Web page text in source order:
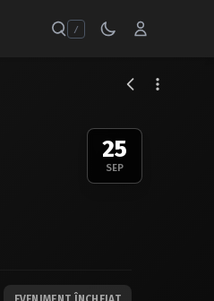
/
25
SEP